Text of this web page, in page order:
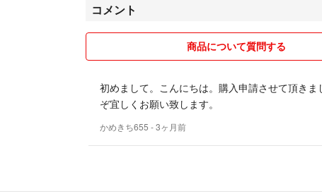
コメント
商品について質問する
初めまして。こんにちは。購入申請させて頂きま
ぞ宜しくお願い致します。
かめきち655 - 3ヶ月前